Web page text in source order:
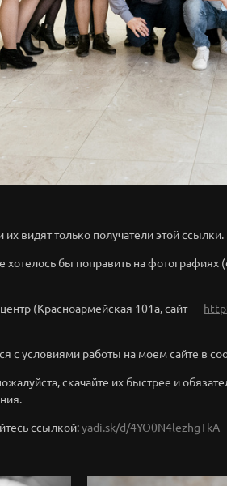
видят только получатели этой ссылки.
хотелось бы поправить на
(Красноармейская 101а, сайт —
с условиями работы на моем сайте в
скачайте их быстрее и
ссылкой:yadi.sk/d/4YO0N4lezhgTkA